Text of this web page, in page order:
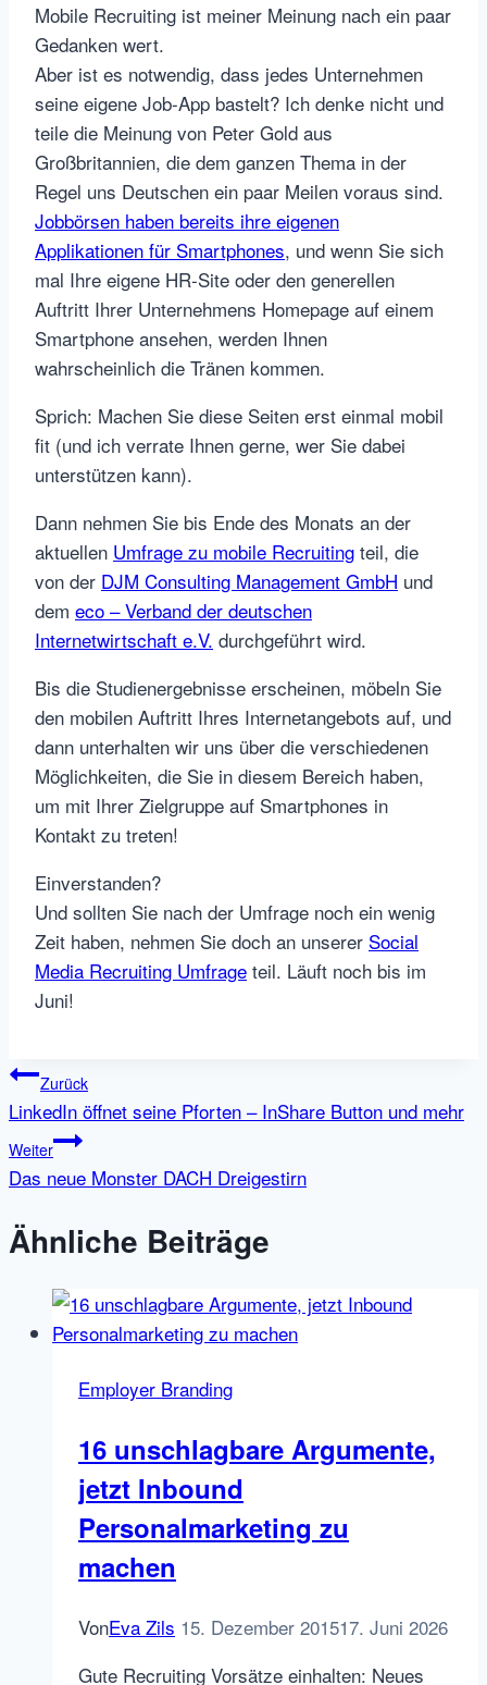
Mobile Recruiting ist meiner Meinung nach ein paar
Gedanken wert.
Aber ist es notwendig, dass jedes Unternehmen
seine eigene Job-App bastelt? Ich denke nicht und
teile die Meinung von Peter Gold aus
Großbritannien, die dem ganzen Thema in der
Regel uns Deutschen ein paar Meilen voraus sind.
Jobbörsen haben bereits ihre eigenen
Applikationen für Smartphones, und wenn Sie sich
mal Ihre eigene HR-Site oder den generellen
Auftritt Ihrer Unternehmens Homepage auf einem
Smartphone ansehen, werden Ihnen
wahrscheinlich die Tränen kommen.
Sprich: Machen Sie diese Seiten erst einmal mobil
fit (und ich verrate Ihnen gerne, wer Sie dabei
unterstützen kann).
Dann nehmen Sie bis Ende des Monats an der
aktuellen Umfrage zu mobile Recruiting teil, die
von der DJM Consulting Management GmbH und
dem eco – Verband der deutschen
Internetwirtschaft e.V. durchgeführt wird.
Bis die Studienergebnisse erscheinen, möbeln Sie
den mobilen Auftritt Ihres Internetangebots auf, und
dann unterhalten wir uns über die verschiedenen
Möglichkeiten, die Sie in diesem Bereich haben,
um mit Ihrer Zielgruppe auf Smartphones in
Kontakt zu treten!
Einverstanden?
Und sollten Sie nach der Umfrage noch ein wenig
Zeit haben, nehmen Sie doch an unserer Social
Media Recruiting Umfrage teil. Läuft noch bis im
Juni!
Beitragsnavigation
Zurück
LinkedIn öffnet seine Pforten – InShare Button und mehr
Weiter
Das neue Monster DACH Dreigestirn
Ähnliche Beiträge
Employer Branding
16 unschlagbare Argumente,
jetzt Inbound
Personalmarketing zu
machen
VonEva Zils 15. Dezember 201517. Juni 2026
Gute Recruiting Vorsätze einhalten: Neues